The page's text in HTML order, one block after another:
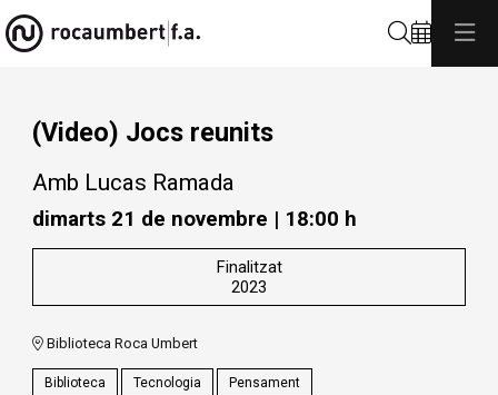
(Video) Jocs reunits
Amb Lucas Ramada
dimarts 21 de novembre | 18:00 h
Finalitzat
2023
Biblioteca Roca Umbert
Biblioteca Tecnologia Pensament